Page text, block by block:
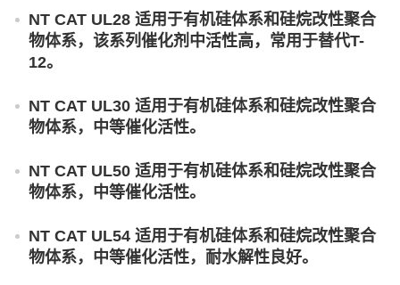
NT CAT UL28 适用于有机硅体系和硅烷改性聚合
物体系，该系列催化剂中活性高，常用于替代T-
12。
NT CAT UL30 适用于有机硅体系和硅烷改性聚合
物体系，中等催化活性。
NT CAT UL50 适用于有机硅体系和硅烷改性聚合
物体系，中等催化活性。
NT CAT UL54 适用于有机硅体系和硅烷改性聚合
物体系，中等催化活性，耐水解性良好。